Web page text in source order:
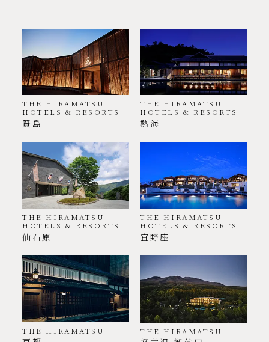
THE HIRAMATSU
HOTELS & RESORTS
賢島
THE HIRAMATSU
HOTELS & RESORTS
熱海
THE HIRAMATSU
HOTELS & RESORTS
仙石原
THE HIRAMATSU
HOTELS & RESORTS
宜野座
THE HIRAMATSU THE HIRAMATSU